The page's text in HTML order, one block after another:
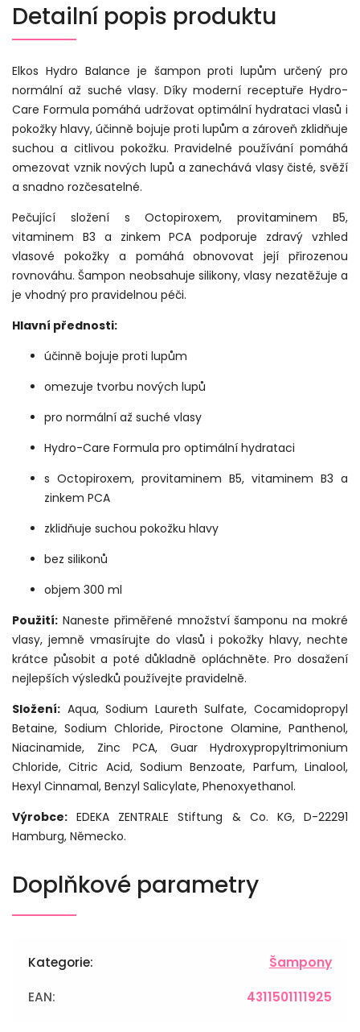
Detailní popis produktu
Elkos Hydro Balance je šampon proti lupům určený pro
normální až suché vlasy. Díky moderní receptuře Hydro-
Care Formula pomáhá udržovat optimální hydrataci vlasů i
pokožky hlavy, účinně bojuje proti lupům a zároveň zklidňuje
suchou a citlivou pokožku. Pravidelné používání pomáhá
omezovat vznik nových lupů a zanechává vlasy čisté, svěží
a snadno rozčesatelné.
Pečující složení s Octopiroxem, provitaminem B5,
vitaminem B3 a zinkem PCA podporuje zdravý vzhled
vlasové pokožky a pomáhá obnovovat její přirozenou
rovnováhu. Šampon neobsahuje silikony, vlasy nezatěžuje a
je vhodný pro pravidelnou péči.
Hlavní přednosti:
účinně bojuje proti lupům
omezuje tvorbu nových lupů
pro normální až suché vlasy
Hydro-Care Formula pro optimální hydrataci
s Octopiroxem, provitaminem B5, vitaminem B3 a
zinkem PCA
zklidňuje suchou pokožku hlavy
bez silikonů
objem 300 ml
Použití: Naneste přiměřené množství šamponu na mokré
vlasy, jemně vmasírujte do vlasů i pokožky hlavy, nechte
krátce působit a poté důkladně opláchněte. Pro dosažení
nejlepších výsledků používejte pravidelně.
Složení: Aqua, Sodium Laureth Sulfate, Cocamidopropyl
Betaine, Sodium Chloride, Piroctone Olamine, Panthenol,
Niacinamide, Zinc PCA, Guar Hydroxypropyltrimonium
Chloride, Citric Acid, Sodium Benzoate, Parfum, Linalool,
Hexyl Cinnamal, Benzyl Salicylate, Phenoxyethanol.
Výrobce: EDEKA ZENTRALE Stiftung & Co. KG, D-22291
Hamburg, Německo.
Doplňkové parametry
Kategorie: Šampony
EAN: 4311501111925